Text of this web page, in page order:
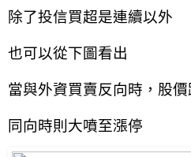
除了投信買超是連續以外
也可以從下圖看出
當與外資買賣反向時，股價
同向時則大噴至漲停